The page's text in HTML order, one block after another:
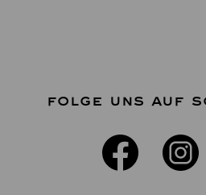
FOLGE UNS AUF